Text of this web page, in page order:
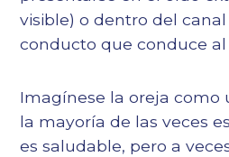
visible) o dentro del
conducto que conduce
Imagínese la oreja como
la mayoría de las veces
es saludable, pero a